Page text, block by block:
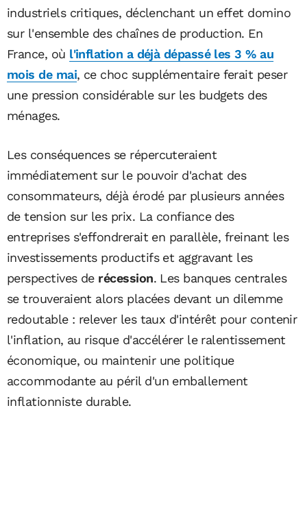
industriels critiques, déclenchant un effet domino
sur l'ensemble des chaînes de production. En
France, où l'inflation a déjà dépassé les 3 % au
mois de mai, ce choc supplémentaire ferait peser
une pression considérable sur les budgets des
ménages.
Les conséquences se répercuteraient
immédiatement sur le pouvoir d'achat des
consommateurs, déjà érodé par plusieurs années
de tension sur les prix. La confiance des
entreprises s'effondrerait en parallèle, freinant les
investissements productifs et aggravant les
perspectives de récession. Les banques centrales
se trouveraient alors placées devant un dilemme
redoutable : relever les taux d'intérêt pour contenir
l'inflation, au risque d'accélérer le ralentissement
économique, ou maintenir une politique
accommodante au péril d'un emballement
inflationniste durable.